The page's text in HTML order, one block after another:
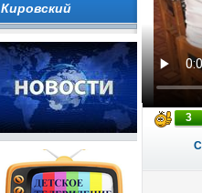
Кировский
3